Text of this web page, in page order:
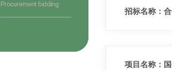
Procurement bidding
招标名称：
项目名称：